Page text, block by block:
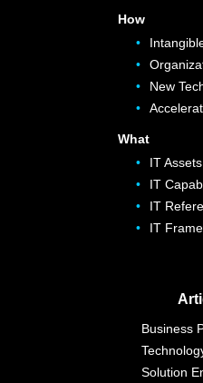
How
New
What
IT Assets
IT
IT
IT
Business
Solution